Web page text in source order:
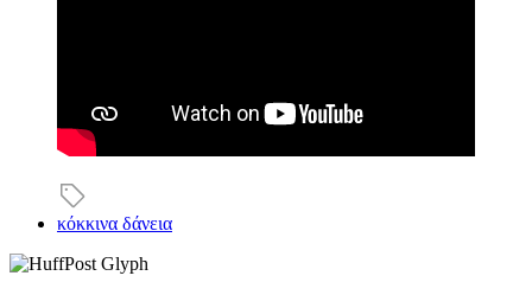
κόκκινα δάνεια